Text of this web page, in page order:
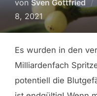
von Sven Gottfried
8, 2021
Es wurden in den
Milliardenfach
potentiell die